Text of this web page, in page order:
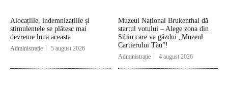
Alocațiile, indemnizațiile și
stimulentele se plătesc mai
devreme luna aceasta
Administrație 5 august 2026
Muzeul Național Brukenthal dă
startul votului – Alege zona din
Sibiu care va găzdui „Muzeul
Cartierului Tău”!
Administrație 4 august 2026